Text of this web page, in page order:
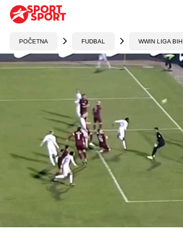
POČETNA FUDBAL WWIN LIGA BIH